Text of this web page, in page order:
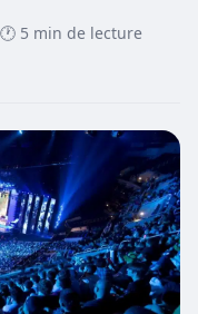
🕐 5 min de lecture